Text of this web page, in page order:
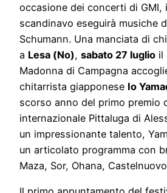
occasione dei concerti di GMI,
scandinavo eseguirà musiche
Schumann. Una manciata di
a Lesa (No), sabato 27 luglio il
Madonna di Campagna
chitarrista giapponese Io
scorso anno del primo premio
internazionale Pittaluga di
un impressionante talento,
un articolato programma con
Maza, Sor, Ohana,